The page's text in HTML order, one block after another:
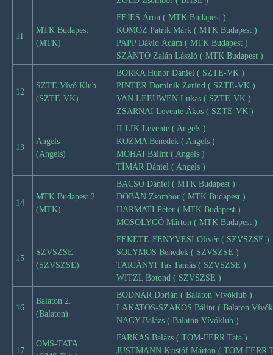
11
MTK Budapest
(MTK)
FEJES Áron ( MTK Budapest )
KÖMÖZ Patrik Márk ( MTK Budapest )
PAPP Dávid Ádám ( MTK Budapest )
SZÁNTÓ Zalán László ( MTK Budapest )
12
SZTE Vívó Klub
(SZTE-VK)
BORKA Hunor Dániel ( SZTE-VK )
PINTÉR Dominik Zerind ( SZTE-VK )
VAN LEEUWEN Lukas ( SZTE-VK )
ZSARNAI Levente Ákos ( SZTE-VK )
13
Angels
(Angels)
ILLIK Levente ( Angels )
KOZMA Benedek ( Angels )
MOHAI Bálint ( Angels )
TÍMÁR Dániel ( Angels )
14
MTK Budapest 2.
(MTK)
BACSÓ Dániel ( MTK Budapest )
DOBÁN Zsombor ( MTK Budapest )
HARMATI Péter ( MTK Budapest )
MOSOLYGÓ Márton ( MTK Budapest )
15
SZVSZSE
(SZVSZSE)
FEKETE-FENYVESI Olivér ( SZVSZSE )
SOLYMOS Benedek ( SZVSZSE )
TARJÁNYI Tas Tamás ( SZVSZSE )
WITZL Botond ( SZVSZSE )
16
Balaton 2.
(Balaton)
BODNÁR Dorián ( Balaton Vívóklub )
LAKATOS-SZAKOS Bálint ( Balaton
NAGY Balázs ( Balaton Vívóklub )
17
OMS-TATA
FARKAS Balázs ( TOM-FERR Tata )
JUSTMANN Kristóf Márton ( TOM-FERR